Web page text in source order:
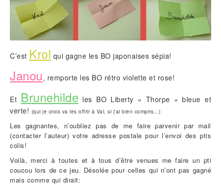
C’est Krol qui gagne les BO japonaises sépia!
Janou, remporte les BO rétro violette et rose!
Et Brunehilde les BO Liberty « Thorpe » bleue et
verte! (qui je crois va les offrir à Val, si j’ai bien compris…)
Les gagnantes, n’oubliez pas de me faire parvenir par mail
(contacter l’auteur) votre adresse postale pour l’envoi des ptis
colis!
Voilà, merci à toutes et à tous d’être venues me faire un pti
coucou lors de ce jeu. Désolée pour celles qui n’ont pas gagné
mais comme qui dirait: